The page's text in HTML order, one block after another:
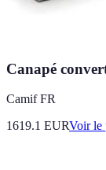
Canapé
Camif FR
1619.1 EURVoir le